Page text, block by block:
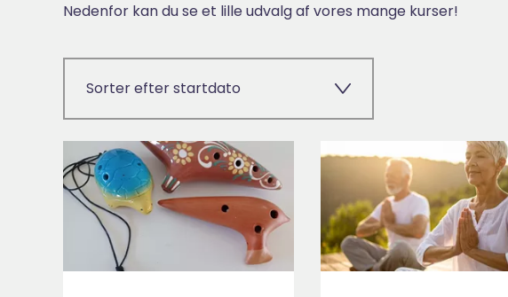
Nedenfor kan du se et lille udvalg af vores mange kurser!
Sorter efter startdato